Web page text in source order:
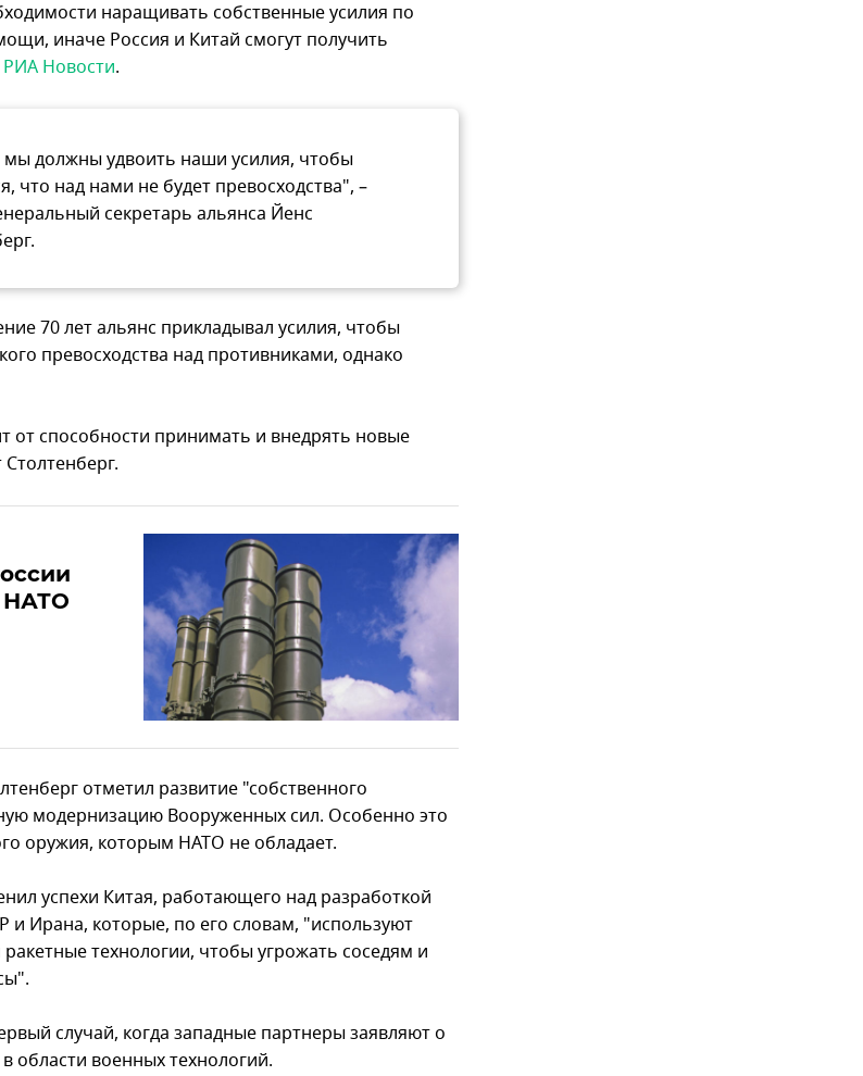
наращивать собственные усилия по
иначе Россия и Китай смогут получить
РИА Новости.
мы должны удвоить наши усилия, чтобы
что над нами не будет превосходства", –
секретарь альянса Йенс
70 лет альянс прикладывал усилия, чтобы
превосходства над противниками, однако
от способности принимать и внедрять новые
НАТО
отметил развитие "собственного
модернизацию Вооруженных сил. Особенно это
оружия, которым НАТО не обладает.
успехи Китая, работающего над разработкой
и Ирана, которые, по его словам, "используют
технологии, чтобы угрожать соседям и
случай, когда западные партнеры заявляют о
области военных технологий.